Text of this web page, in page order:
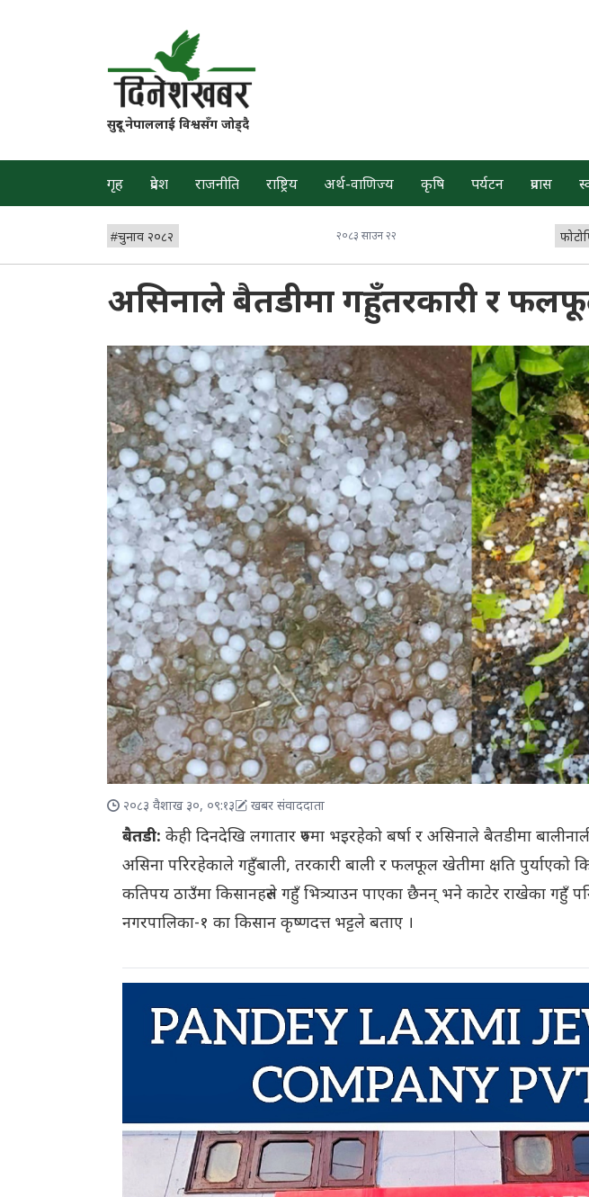
सुदूर नेपाललाई विश्वसँग जोड्दै
गृह प्रदेश राजनीति राष्ट्रिय अर्थ-वाणिज्य कृषि पर्यटन प्रवास
#चुनाव २०८२ २०८३ साउन २२
असिनाले बैतडीमा गहुँ, तरकारी र
२०८३ वैशाख ३०, ०९:१३ खबर संवाददाता
बैतडी: केही दिनदेखि लगातार रुपमा भइरहेको बर्षा र असिनाले बैतडीमा
असिना परिरहेकाले गहुँबाली, तरकारी बाली र फलफूल खेतीमा क्षति पुर्याएको
कतिपय ठाउँमा किसानहरुले गहुँ भित्र्याउन पाएका छैनन् भने काटेर राखेका गहुँ
नगरपालिका-१ का किसान कृष्णदत्त भट्टले बताए ।